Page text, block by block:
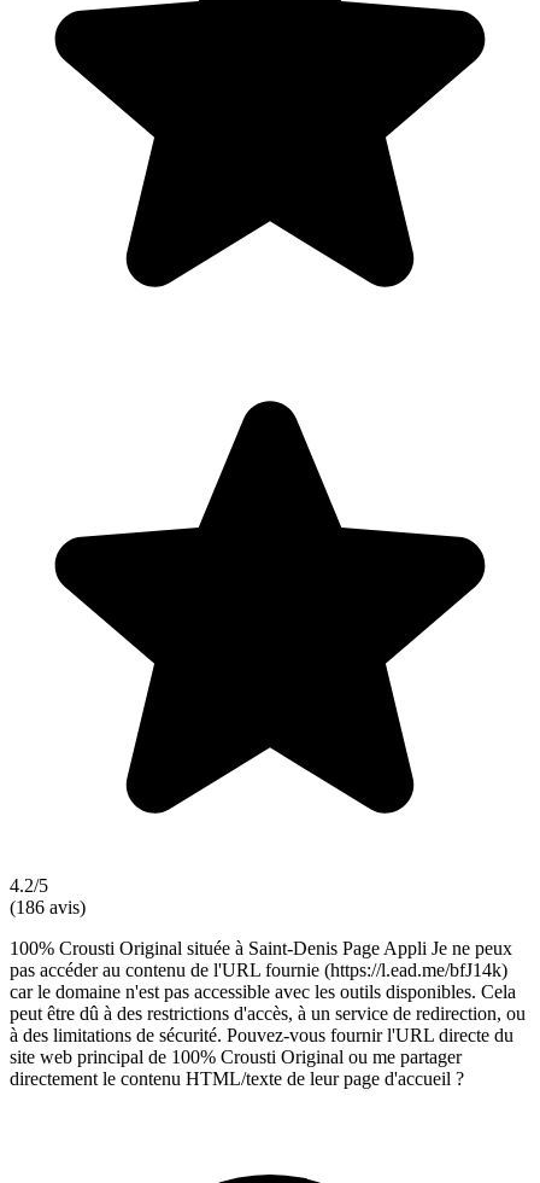
4.2/5
(186 avis)
100% Crousti Original située à Saint-Denis Page Appli Je ne peux
pas accéder au contenu de l'URL fournie (https://l.ead.me/bfJ14k)
car le domaine n'est pas accessible avec les outils disponibles. Cela
peut être dû à des restrictions d'accès, à un service de redirection, ou
à des limitations de sécurité. Pouvez-vous fournir l'URL directe du
site web principal de 100% Crousti Original ou me partager
directement le contenu HTML/texte de leur page d'accueil ?